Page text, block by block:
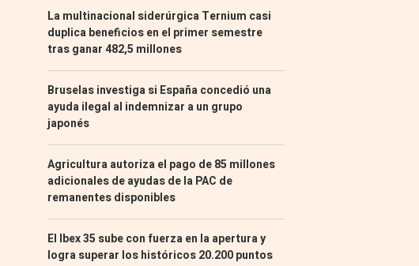
La multinacional siderúrgica Ternium casi
duplica beneficios en el primer semestre
tras ganar 482,5 millones
Bruselas investiga si España concedió una
ayuda ilegal al indemnizar a un grupo
japonés
Agricultura autoriza el pago de 85 millones
adicionales de ayudas de la PAC de
remanentes disponibles
El Ibex 35 sube con fuerza en la apertura y
logra superar los históricos 20.200 puntos